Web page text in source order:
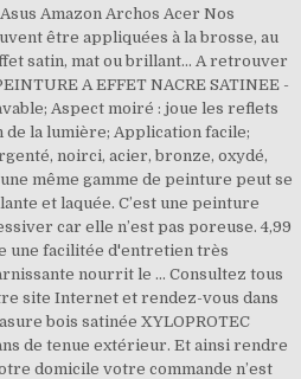
Amazon Archos Acer Nos
être appliquées à la brosse, au
satin, mat ou brillant... A retrouver
A EFFET NACRE SATINEE -
Aspect moiré : joue les reflets
de la lumière; Application facile;
noirci, acier, bronze, oxydé,
même gamme de peinture peut se
et laquée. C’est une peinture
car elle n’est pas poreuse. 4,99
une facilitée d'entretien très
nourrit le … Consultez tous
site Internet et rendez-vous dans
bois satinée XYLOPROTEC
de tenue extérieur. Et ainsi rendre
domicile votre commande n’est